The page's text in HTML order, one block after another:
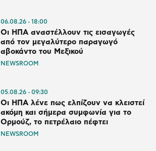
06.08.26 18:00
Οι ΗΠΑ αναστέλλουν τις εισαγωγές
από τον μεγαλύτερο παραγωγό
αβοκάντο του Μεξικού
NEWSROOM
05.08.26 09:30
Οι ΗΠΑ λένε πως ελπίζουν να κλειστεί
ακόμη και σήμερα συμφωνία για το
Ορμούζ, το πετρέλαιο πέφτει
NEWSROOM